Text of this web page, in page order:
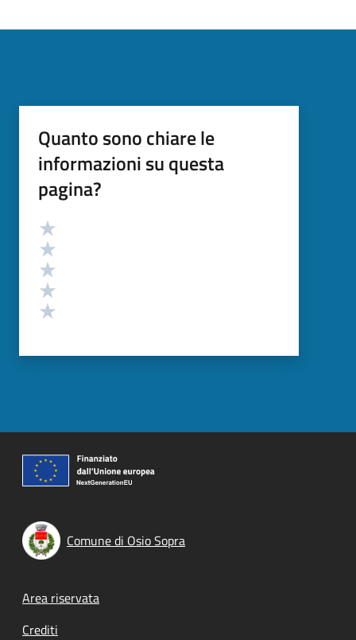
Quanto sono chiare le
informazioni su questa
pagina?
Valutazione
Comune di Osio Sopra
Footer menu
Area riservata
Crediti